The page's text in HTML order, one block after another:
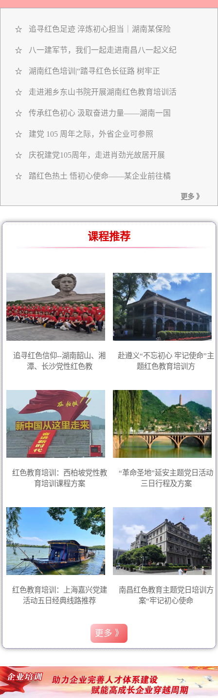
☆ 追寻红色足迹 淬炼初心担当｜湖南某保险
☆ 八一建军节，我们一起走进南昌八一起义纪
☆ 湖南红色培训|“踏寻红色长征路 树牢正
☆ 走进湘乡东山书院开展湖南红色教育培训活
☆ 传承红色初心 汲取奋进力量——湖南一国
☆ 建党 105 周年之际，外省企业可参照
☆ 庆祝建党105周年，走进肖劲光故居开展
☆ 踏红色热土 悟初心使命——某企业前往橘
更多 》
课程推荐
追寻红色信仰--湖南韶山、湘
潭、长沙党性红色教
赴遵义“不忘初心 牢记使命”主
题红色教育培训方
红色教育培训：西柏坡党性教
育培训课程方案
“革命圣地”延安主题党日活动
三日行程及方案
红色教育培训：上海嘉兴党建
活动五日经典线路推荐
南昌红色教育主题党日培训方
案“牢记初心使命
更多 》